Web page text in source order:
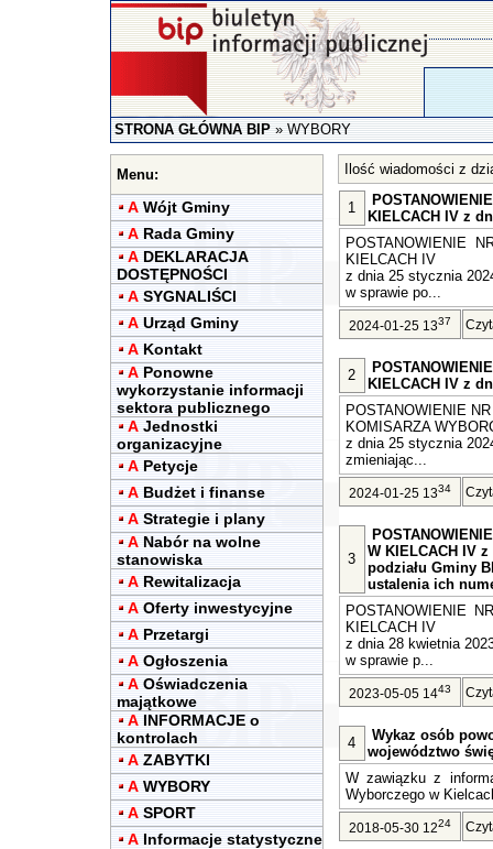
STRONA GŁÓWNA BIP»WYBORY
Menu:
A Wójt Gminy
A Rada Gminy
A DEKLARACJA
DOSTĘPNOŚCI
A SYGNALIŚCI
A Urząd Gminy
A Kontakt
A Ponowne
wykorzystanie informacji
sektora publicznego
A Jednostki
organizacyjne
A Petycje
A Budżet i finanse
A Strategie i plany
A Nabór na wolne
stanowiska
A Rewitalizacja
A Oferty inwestycyjne
A Przetargi
A Ogłoszenia
A Oświadczenia
majątkowe
A INFORMACJE o
kontrolach
A ZABYTKI
A WYBORY
A SPORT
A Informacje statystyczne
Ilość wiadomości z
1
KIELCACH IV z
POSTANOWIENIE
KIELCACH IV
z dnia 25 stycznia
w sprawie po...
2024-01-25 1337
2
KIELCACH IV z
POSTANOWIENIE
KOMISARZA
z dnia 25 stycznia
zmieniając...
2024-01-25 1334
3
W KIELCACH IV
podziału Gminy
ustalenia ich
POSTANOWIENIE
KIELCACH IV
z dnia 28 kwietnia
w sprawie p...
2023-05-05 1443
4
Wykaz osób
województwo
W zawiązku z
Wyborczego w
2018-05-30 1224